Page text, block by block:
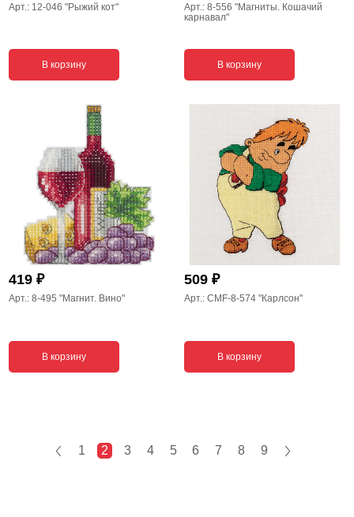
Арт.: 12-046"Рыжий кот"
В корзину
Арт.: 8-556 "Магниты. Кошачий
карнавал"
В корзину
419₽
Арт.: 8-495"Магнит. Вино"
В корзину
509 ₽
Арт.: CMF-8-574 "Карлсон"
В корзину
1 2 3 4 5 6 7 8 9